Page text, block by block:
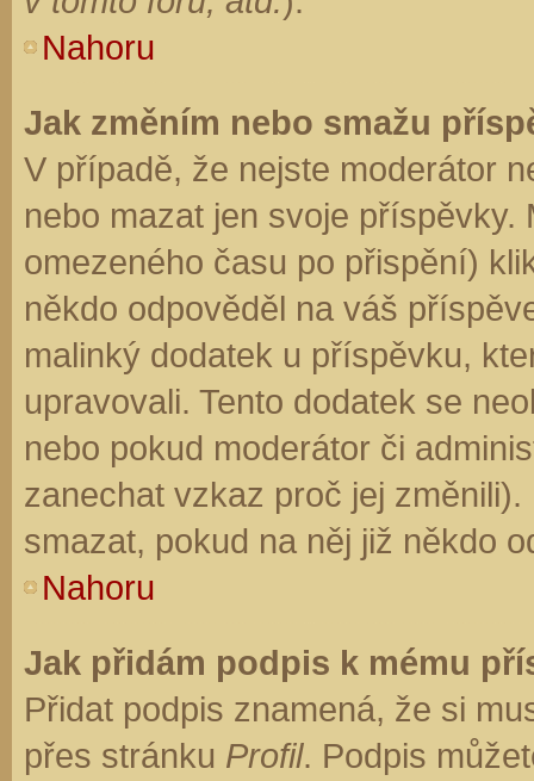
Nahoru
Jak změním nebo smažu
V případě, že nejste moderátor
nebo mazat jen svoje
omezeného času po přispění)
někdo odpověděl na váš
malinký dodatek u příspěvku,
upravovali. Tento dodatek se
nebo pokud moderátor či
zanechat vzkaz proč jej
smazat, pokud na něj již někdo
Nahoru
Jak přidám podpis k mému
Přidat podpis znamená, že si
přes stránku Profil. Podpis